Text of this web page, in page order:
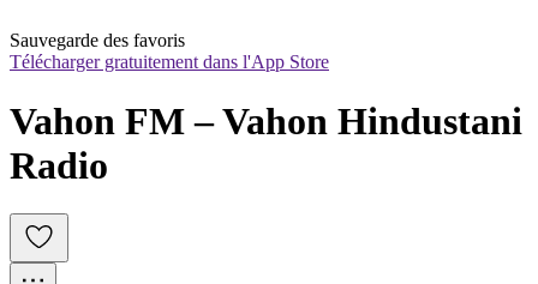
Sauvegarde des favoris
Télécharger gratuitement dans l'App Store
Vahon FM – Vahon Hindustani
Radio